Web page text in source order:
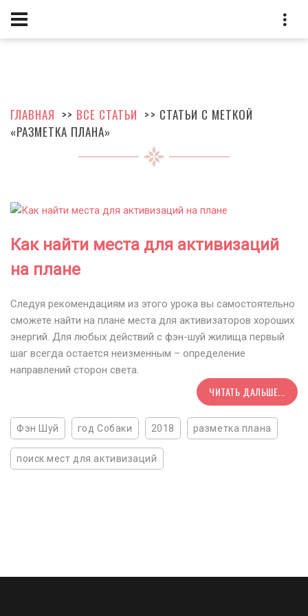
ГЛАВНАЯ >> ВСЕ СТАТЬИ >> СТАТЬИ С МЕТКОЙ
«РАЗМЕТКА ПЛАНА»
Как найти места для активизаций
на плане
Следуя рекомендациям из этого урока вы самостоятельно
сможете найти на плане места для активизаторов хороших
энергий. Для любых действий с фэн-шуй жилища первый
шаг всегда остается неизменным – определение
направлений сторон света.
ЧИТАТЬ ДАЛЬШЕ...
Фэн Шуй год Собаки 2018 разметка плана
поиск мест для активизаций